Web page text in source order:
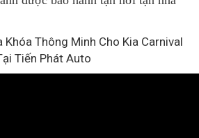
Thông Minh Cho Kia Carnival
Tiến Phát Auto